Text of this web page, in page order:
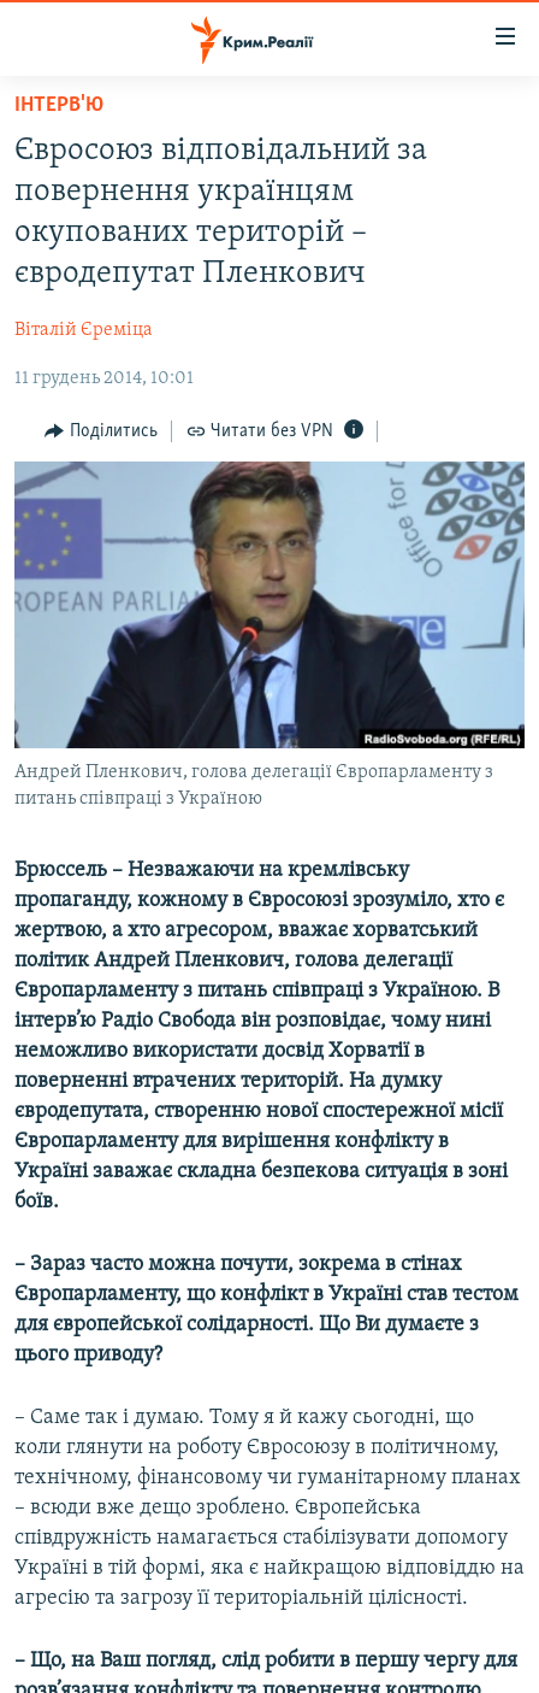
Перейти
основного
матеріалу
Перейти
до
основної
Перейти
до
ВОДА.КРИМ
ВІДЕО ТА ФОТО
ПОГЛЯД
ІНТЕРВ'Ю
ВСЕ ЗА ДЕНЬ
СПЕЦПРОЕКТИ
ДЕПОРТАЦІЯ
ВІДЕОУРОКИ «ELIFBE»
СВІДЧЕННЯ ОКУПАЦІЇ
УКРАЇНСЬКА ПРОБЛЕМА КРИМУ
ІНФОГРАФІКА
ЯК ОБІЙТИ БЛОКУВАННЯ
Русский
Qırımtatar
ДОЛУЧАЙСЯ!
Усі сайти RFE/RL
ІНТЕРВ'Ю
Євросоюз відповідальний за
повернення українцям
окупованих територій –
євродепутат Пленкович
Віталій Єреміца
11 грудень 2014, 10:01
Поділитись Читати без VPN
Андрей Пленкович, голова делегації Європарламенту з
питань співпраці з Україною
Брюссель – Незважаючи на кремлівську
пропаганду, кожному в Євросоюзі зрозуміло, хто є
жертвою, а хто агресором, вважає хорватський
політик Андрей Пленкович, голова делегації
Європарламенту з питань співпраці з Україною. В
інтерв’ю Радіо Свобода він розповідає, чому нині
неможливо використати досвід Хорватії в
поверненні втрачених територій. На думку
євродепутата, створенню нової спостережної місії
Європарламенту для вирішення конфлікту в
Україні заважає складна безпекова ситуація в зоні
боїв.
– Зараз часто можна почути, зокрема в стінах
Європарламенту, що конфлікт в Україні став тестом
для європейської солідарності. Що Ви думаєте з
цього приводу?
– Саме так і думаю. Тому я й кажу сьогодні, що
коли глянути на роботу Євросоюзу в політичному,
технічному, фінансовому чи гуманітарному планах
– всюди вже дещо зроблено. Європейська
співдружність намагається стабілізувати допомогу
Україні в тій формі, яка є найкращою відповіддю на
агресію та загрозу її територіальній цілісності.
– Що, на Ваш погляд, слід робити в першу чергу для